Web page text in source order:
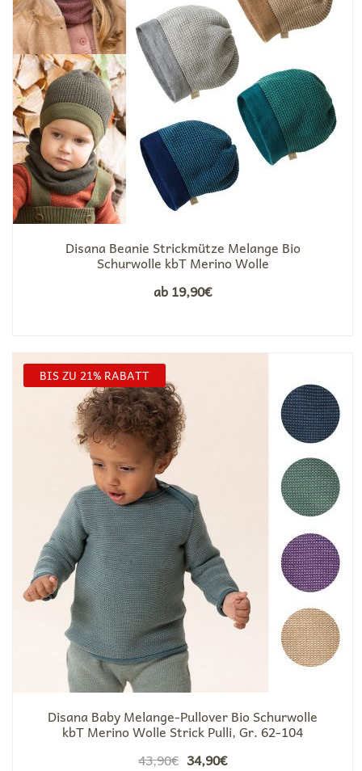
Disana Beanie Strickmütze Melange Bio
Schurwolle kbT Merino Wolle
ab19,90€
BIS ZU 21% RABATT
Disana Baby Melange-Pullover Bio Schurwolle
kbT Merino Wolle Strick Pulli, Gr. 62-104
43,90€ Ursprünglicher
34,90€Aktueller